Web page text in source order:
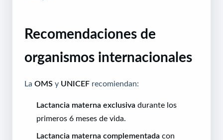
Recomendaciones de
organismos internacionales
La OMS y UNICEF recomiendan:
Lactancia materna exclusiva durante los
primeros 6 meses de vida.
Lactancia materna complementada con